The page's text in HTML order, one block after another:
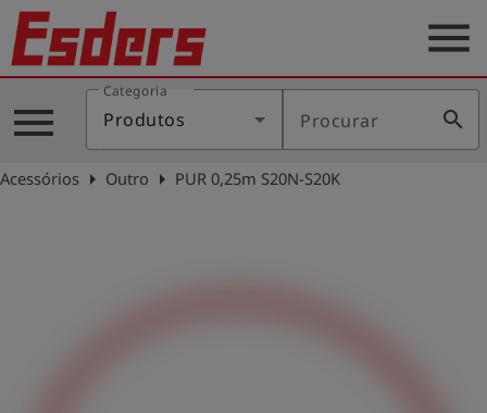
Produtos
menu
menu
Categoria
Produtos Procurar search
Acessórios arrow_right Outro arrow_right PUR 0,25m S20N-S20K